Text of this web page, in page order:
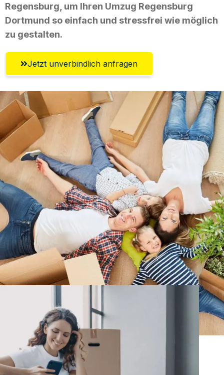
Regensburg, um Ihren Umzug Regensburg
Dortmund so einfach und stressfrei wie möglich
zu gestalten.
Jetzt unverbindlich anfragen